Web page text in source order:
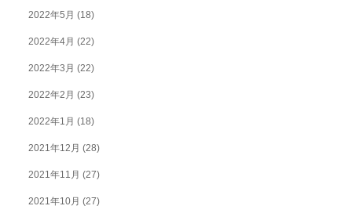
2022年5月 (18)
2022年4月 (22)
2022年3月 (22)
2022年2月 (23)
2022年1月 (18)
2021年12月 (28)
2021年11月 (27)
2021年10月 (27)